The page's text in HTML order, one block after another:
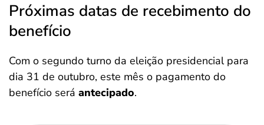
Próximas datas de recebimento do
benefício
Com o segundo turno da eleição presidencial para
dia 31 de outubro, este mês o pagamento do
benefício será antecipado.